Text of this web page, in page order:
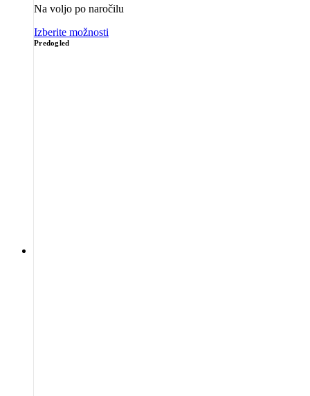
Na voljo po naročilu
Izberite možnosti
Predogled